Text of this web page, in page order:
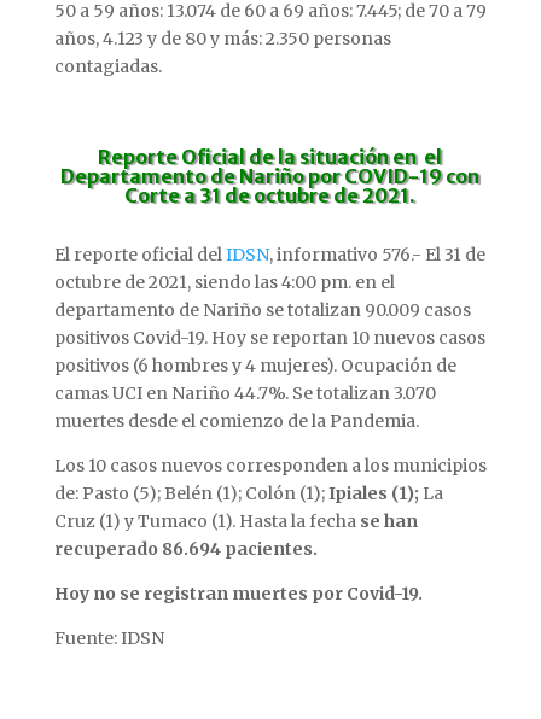
50 a 59 años: 13.074 de 60 a 69 años: 7.445; de 70 a 79
años, 4.123 y de 80 y más: 2.350 personas
contagiadas.
Reporte Oficialde la situación en el
Departamento de Nariño por COVID-19 con
Corte a 31 de octubre de 2021.
El reporte oficial delIDSN, informativo 576.- El 31 de
octubre de 2021, siendo las 4:00 pm. en el
departamento de Nariño se totalizan 90.009 casos
positivos Covid-19. Hoy se reportan 10 nuevos casos
positivos (6 hombres y 4 mujeres). Ocupación de
camas UCI en Nariño 44.7%. Se totalizan 3.070
muertes desde el comienzo de la Pandemia.
Los 10 casos nuevos corresponden a los municipios
de: Pasto (5); Belén (1); Colón (1);Ipiales (1); La
Cruz (1) y Tumaco (1). Hasta la fecha se han
recuperado 86.694 pacientes.
Hoy no se registran muertes por Covid-19.
Fuente: IDSN